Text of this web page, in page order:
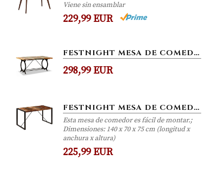
Viene sin ensamblar
229,99 EUR
FESTNIGHT MESA DE COMEDOR DE ESTILO VINTAGE,MADERA MACIZA RECICLADA,180X90X77CM
298,99 EUR
FESTNIGHT MESA DE COMEDOR MADERA MACIZA DE RECICLADA ESTILO INDUSTRIAL 140 X 70 X 75 CM
Esta mesa de comedor es fácil de montar.;
Dimensiones: 140 x 70 x 75 cm (longitud x
anchura x altura)
225,99 EUR